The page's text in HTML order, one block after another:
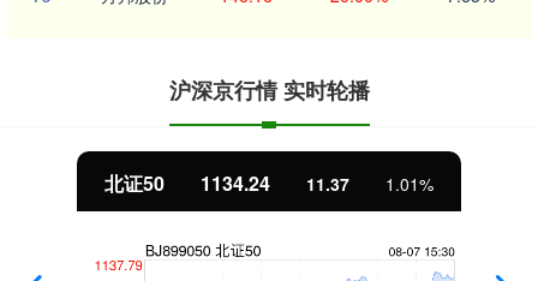
沪深京行情 实时轮播
北证50 1134.24 11.37 1.01%